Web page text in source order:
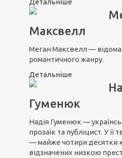
Детальніше
Максвелл
Меган Максвелл —
романтичного жанру.
Детальніше
Гуменюк
Надія Гуменюк —
прозаїк та публіцист. У її
— майже чотири десятки
відзначених низкою